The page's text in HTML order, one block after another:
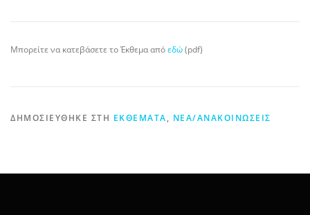
Μπορείτε να κατεβάσετε το Έκθεμα απόεδώ(pdf)
ΔΗΜΟΣΙΕΎΘΗΚΕ ΣΤΗ ΕΚΘΈΜΑΤΑ, ΝΈΑ/ΑΝΑΚΟΙΝΏΣΕΙΣ